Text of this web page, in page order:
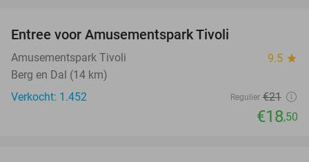
Entree voor Amusementspark Tivoli
Amusementspark Tivoli 9.5 star
Berg en Dal (14 km)
Verkocht: 1.452
Regulier €21
€18,50